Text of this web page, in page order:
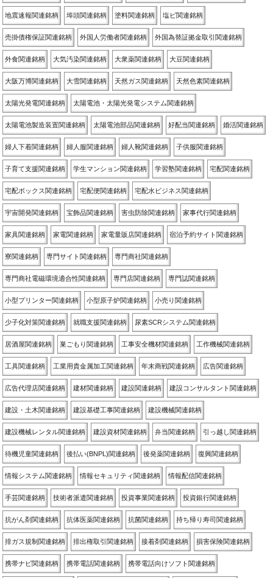
地震速報関連銘柄 埠頭関連銘柄 塗料関連銘柄 塩ビ関連銘柄
売掛債権保証関連銘柄 外国人労働者関連銘柄 外国為替証拠金取引関連銘柄
外食関連銘柄 大気汚染関連銘柄 大衆薬関連銘柄 大豆関連銘柄
大阪万博関連銘柄 大雪関連銘柄 天然ガス関連銘柄 天然色素関連銘柄
太陽光発電関連銘柄 太陽電池・太陽光発電システム関連銘柄
太陽電池製造装置関連銘柄 太陽電池部品関連銘柄 好配当関連銘柄 婚活関連銘柄
婦人下着関連銘柄 婦人服関連銘柄 婦人靴関連銘柄 子供服関連銘柄
子育て支援関連銘柄 学生マンション関連銘柄 学習塾関連銘柄 宅配関連銘柄
宅配ボックス関連銘柄 宅配便関連銘柄 宅配水ビジネス関連銘柄
宇宙開発関連銘柄 宝飾品関連銘柄 害虫防除関連銘柄 家事代行関連銘柄
家具関連銘柄 家電関連銘柄 家電量販店関連銘柄 宿泊予約サイト関連銘柄
寮関連銘柄 専門サイト関連銘柄 専門商社関連銘柄
専門商社電磁環境適合性関連銘柄 専門店関連銘柄 専門誌関連銘柄
小型プリンター関連銘柄 小型原子炉関連銘柄 小売り関連銘柄
少子化対策関連銘柄 就職支援関連銘柄 尿素SCRシステム関連銘柄
居酒屋関連銘柄 巣ごもり関連銘柄 工事安全機材関連銘柄 工作機械関連銘柄
工具関連銘柄 工業用貴金属加工関連銘柄 年末商戦関連銘柄 広告関連銘柄
広告代理店関連銘柄 建材関連銘柄 建設関連銘柄 建設コンサルタント関連銘柄
建設・土木関連銘柄 建設基礎工事関連銘柄 建設機械関連銘柄
建設機械レンタル関連銘柄 建設資材関連銘柄 弁当関連銘柄 引っ越し関連銘柄
待機児童関連銘柄 後払い(BNPL)関連銘柄 後発薬関連銘柄 復興関連銘柄
情報システム関連銘柄 情報セキュリティ関連銘柄 情報配信関連銘柄
手芸関連銘柄 技術者派遣関連銘柄 投資事業関連銘柄 投資銀行関連銘柄
抗がん剤関連銘柄 抗体医薬関連銘柄 抗菌関連銘柄 持ち帰り寿司関連銘柄
排ガス規制関連銘柄 排出権取引関連銘柄 接着剤関連銘柄 損害保険関連銘柄
携帯ナビ関連銘柄 携帯電話関連銘柄 携帯電話向けソフト関連銘柄